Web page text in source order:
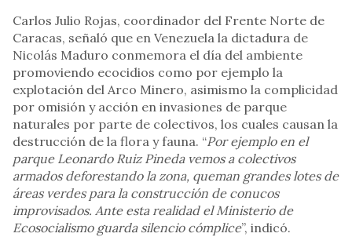
Carlos Julio Rojas, coordinador del Frente Norte de
Caracas, señaló que en Venezuela la dictadura de
Nicolás Maduro conmemora el día del ambiente
promoviendo ecocidios como por ejemplo la
explotación del Arco Minero, asimismo la complicidad
por omisión y acción en invasiones de parque
naturales por parte de colectivos, los cuales causan la
destrucción de la flora y fauna. “Por ejemplo en el
parque Leonardo Ruiz Pineda vemos a colectivos
armados deforestando la zona, queman grandes lotes de
áreas verdes para la construcción de conucos
improvisados. Ante esta realidad el Ministerio de
Ecosocialismo guarda silencio cómplice”, indicó.